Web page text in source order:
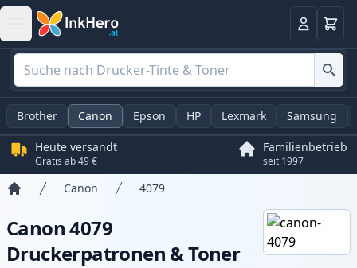
Anmelden
Brother Canon Epson HP Lexmark Samsung
Heute versandt
Gratis ab 49 €
Familienbetrieb
seit 1997
Canon 4079
Canon 4079
Druckerpatronen & Toner